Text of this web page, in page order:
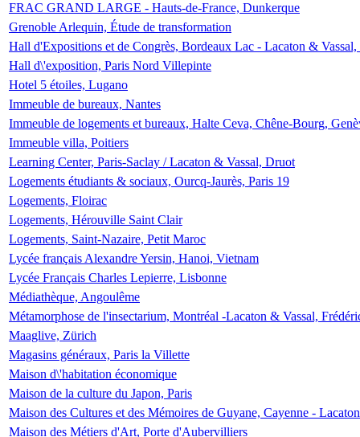
FRAC GRAND LARGE - Hauts-de-France, Dunkerque
Grenoble Arlequin, Étude de transformation
Hall d'Expositions et de Congrès, Bordeaux Lac - Lacaton &
Hall d\'exposition, Paris Nord Villepinte
Hotel 5 étoiles, Lugano
Immeuble de bureaux, Nantes
Immeuble de logements et bureaux, Halte Ceva, Chêne-Bourg,
Immeuble villa, Poitiers
Learning Center, Paris-Saclay / Lacaton & Vassal, Druot
Logements étudiants & sociaux, Ourcq-Jaurès, Paris 19
Logements, Floirac
Logements, Hérouville Saint Clair
Logements, Saint-Nazaire, Petit Maroc
Lycée français Alexandre Yersin, Hanoi, Vietnam
Lycée Français Charles Lepierre, Lisbonne
Médiathèque, Angoulême
Métamorphose de l'insectarium, Montréal -Lacaton & Vassal,
Maaglive, Zürich
Magasins généraux, Paris la Villette
Maison d\'habitation économique
Maison de la culture du Japon, Paris
Maison des Cultures et des Mémoires de Guyane, Cayenne -
Maison des Métiers d'Art, Porte d'Aubervilliers